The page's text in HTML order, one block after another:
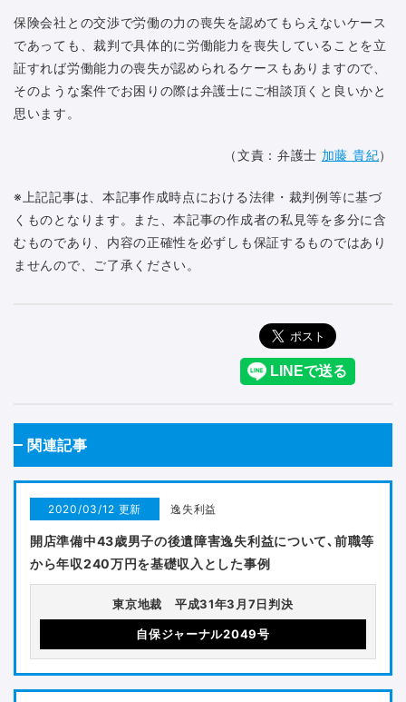
保険会社との交渉で労働の力の喪失を認めてもらえないケース
であっても、裁判で具体的に労働能力を喪失していることを立
証すれば労働能力の喪失が認められるケースもありますので、
そのような案件でお困りの際は弁護士にご相談頂くと良いかと
思います。
（文責：弁護士 加藤 貴紀）
※上記記事は、本記事作成時点における法律・裁判例等に基づ
くものとなります。また、本記事の作成者の私見等を多分に含
むものであり、内容の正確性を必ずしも保証するものではあり
ませんので、ご了承ください。
関連記事
2020/03/12 更新 逸失利益
開店準備中43歳男子の後遺障害逸失利益について､前職等
から年収240万円を基礎収入とした事例
東京地裁 平成31年3月7日判決
自保ジャーナル2049号